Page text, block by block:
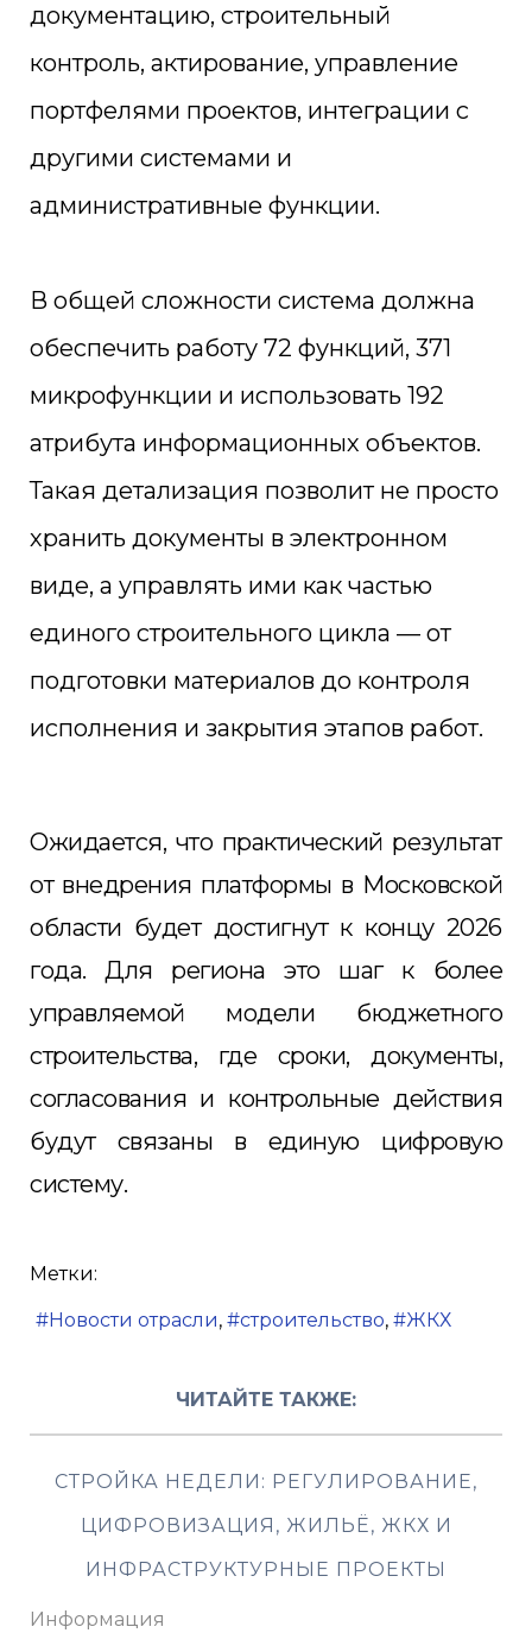
документацию, строительный
контроль, актирование, управление
портфелями проектов, интеграции с
другими системами и
административные функции.
В общей сложности система должна
обеспечить работу 72 функций, 371
микрофункции и использовать 192
атрибута информационных объектов.
Такая детализация позволит не просто
хранить документы в электронном
виде, а управлять ими как частью
единого строительного цикла — от
подготовки материалов до контроля
исполнения и закрытия этапов работ.
Ожидается, что практический результат
от внедрения платформы в Московской
области будет достигнут к концу 2026
года. Для региона это шаг к более
управляемой модели бюджетного
строительства, где сроки, документы,
согласования и контрольные действия
будут связаны в единую цифровую
систему.
Метки:
Новости отрасли строительство ЖКХ
ЧИТАЙТЕ ТАКЖЕ:
СТРОЙКА НЕДЕЛИ: РЕГУЛИРОВАНИЕ,
ЦИФРОВИЗАЦИЯ, ЖИЛЬЁ, ЖКХ И
ИНФРАСТРУКТУРНЫЕ ПРОЕКТЫ
Информация